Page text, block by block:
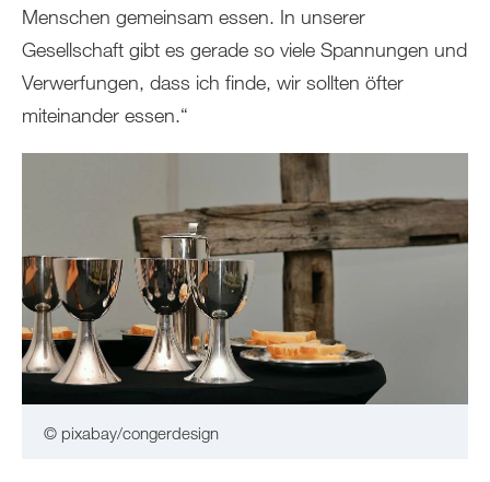
Menschen gemeinsam essen. In unserer
Gesellschaft gibt es gerade so viele Spannungen und
Verwerfungen, dass ich finde, wir sollten öfter
miteinander essen.“
© pixabay/congerdesign